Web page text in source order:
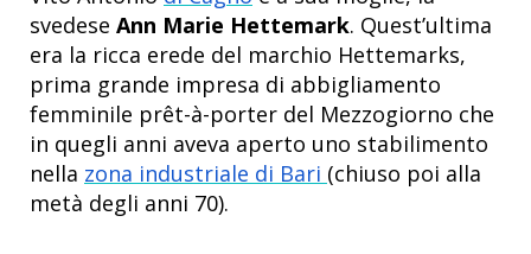
svedese Ann Marie Hettemark. Quest’ultima
era la ricca erede del marchio Hettemarks,
prima grande impresa di abbigliamento
femminile prêt-à-porter del Mezzogiorno che
in quegli anni aveva aperto uno stabilimento
nella zona industriale di Bari (chiuso poi alla
metà degli anni 70).